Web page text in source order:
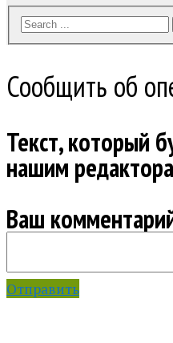
Сообщить об
Текст, который
нашим
Ваш
Отправить